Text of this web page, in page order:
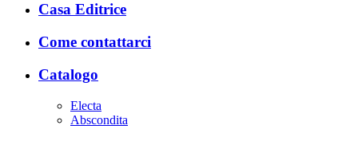
Casa Editrice
Come contattarci
Catalogo
Electa
Abscondita